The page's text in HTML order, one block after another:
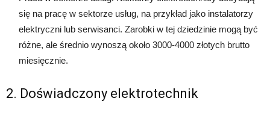
się na pracę w sektorze usług, na przykład jako instalatorzy
elektryczni lub serwisanci. Zarobki w tej dziedzinie mogą być
różne, ale średnio wynoszą około 3000-4000 złotych brutto
miesięcznie.
2. Doświadczony elektrotechnik